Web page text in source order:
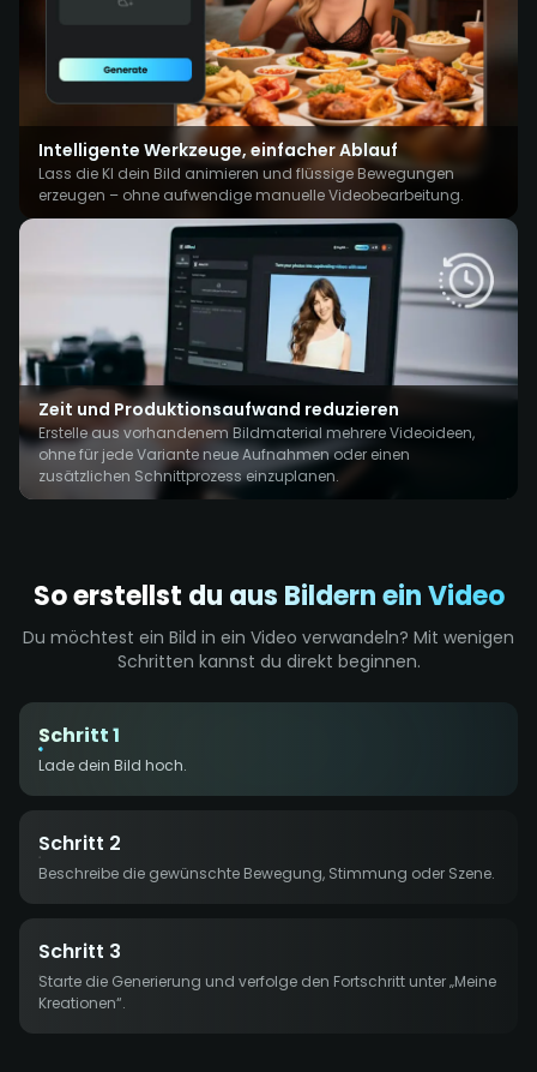
Intelligente Werkzeuge, einfacher Ablauf
Lass die KI dein Bild animieren und flüssige Bewegungen
erzeugen – ohne aufwendige manuelle Videobearbeitung.
Zeit und Produktionsaufwand reduzieren
Erstelle aus vorhandenem Bildmaterial mehrere Videoideen,
ohne für jede Variante neue Aufnahmen oder einen
zusätzlichen Schnittprozess einzuplanen.
So erstellst du aus Bildern ein Video
Du möchtest ein Bild in ein Video verwandeln? Mit wenigen
Schritten kannst du direkt beginnen.
Schritt 1
Lade dein Bild hoch.
Schritt 2
Beschreibe die gewünschte Bewegung, Stimmung oder Szene.
Schritt 3
Starte die Generierung und verfolge den Fortschritt unter „Meine
Kreationen“.